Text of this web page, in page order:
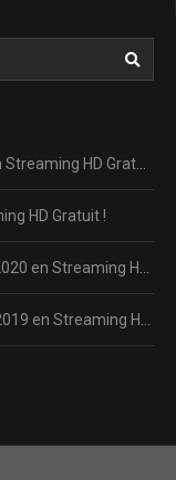
HD Gratuit !
HD Gratuit !
Streaming HD Gratuit !
Streaming HD Gratuit !